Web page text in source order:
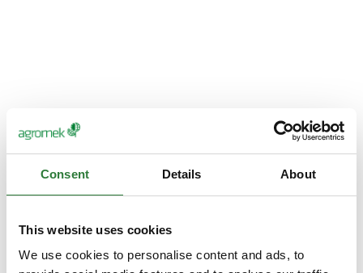
Consent Details About
This website uses cookies
We use cookies to personalise content and ads, to